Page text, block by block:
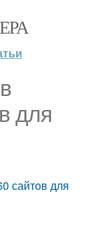
для
сайтов для